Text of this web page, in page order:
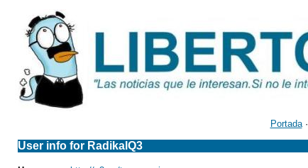
Portada·
User info for RadikalQ3